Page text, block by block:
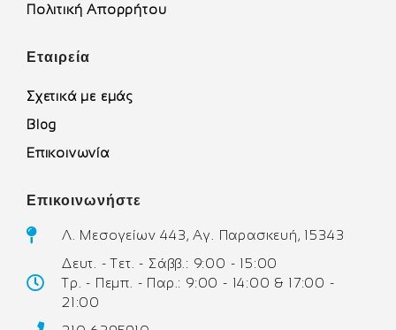
Πολιτική Απορρήτου
Εταιρεία
Σχετικά με εμάς
Blog
Επικοινωνία
Επικοινωνήστε
Λ. Μεσογείων 443, Αγ. Παρασκευή, 15343
Δευτ. - Τετ. - Σάββ.: 9:00 - 15:00
Τρ. - Πεμπ. - Παρ.: 9:00 - 14:00 & 17:00 -
21:00